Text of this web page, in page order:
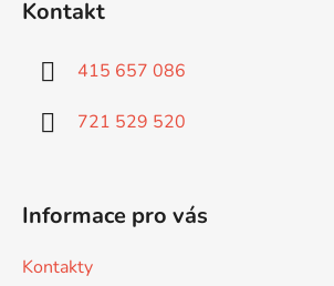
Kontakt
415 657 086
721 529 520
Informace pro vás
Kontakty